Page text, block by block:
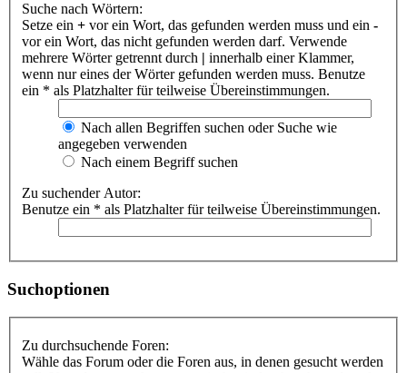
Suche nach Wörtern:
Setze ein + vor ein Wort, das gefunden werden muss und ein -
vor ein Wort, das nicht gefunden werden darf. Verwende
mehrere Wörter getrennt durch | innerhalb einer Klammer,
wenn nur eines der Wörter gefunden werden muss. Benutze
ein * als Platzhalter für teilweise Übereinstimmungen.
Nach allen Begriffen suchen oder Suche wie
angegeben verwenden
Nach einem Begriff suchen
Zu suchender Autor:
Benutze ein * als Platzhalter für teilweise Übereinstimmungen.
Suchoptionen
Zu durchsuchende Foren:
Wähle das Forum oder die Foren aus, in denen gesucht werden